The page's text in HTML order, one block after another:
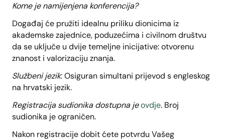
Kome je namijenjena konferencija?
Događaj će pružiti idealnu priliku dionicima iz
akademske zajednice, poduzećima i civilnom društvu
da se uključe u dvije temeljne inicijative: otvorenu
znanost i valorizaciju znanja.
Službeni jezik: Osiguran simultani prijevod s engleskog
na hrvatski jezik.
Registracija sudionika dostupna jeovdje. Broj
sudionika je ograničen.
Nakon registracije dobit ćete potvrdu Vašeg